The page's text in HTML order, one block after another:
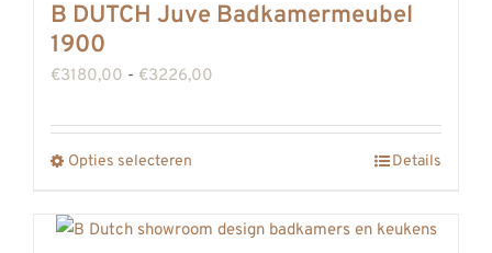
optie
worden
productpagina
B DUTCH Juve Badkamermeubel
1900
€3180,00 - €3226,00
Opties selecteren
heeft
Details